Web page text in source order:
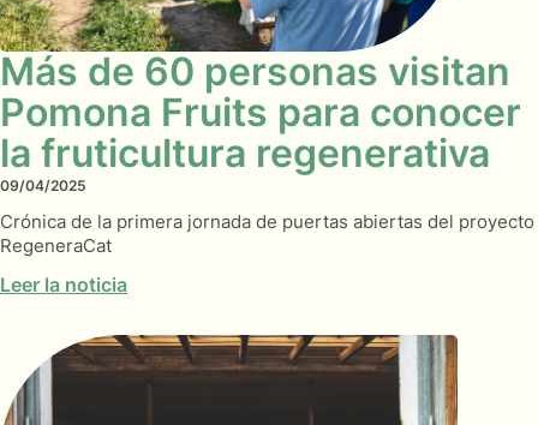
Más de 60 personas visitan
Pomona Fruits para conocer
la fruticultura regenerativa
09/04/2025
Crónica de la primera jornada de puertas abiertas del proyecto
RegeneraCat
Leer la noticia